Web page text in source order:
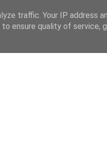
traffic. Your IP address
ensure quality of service,